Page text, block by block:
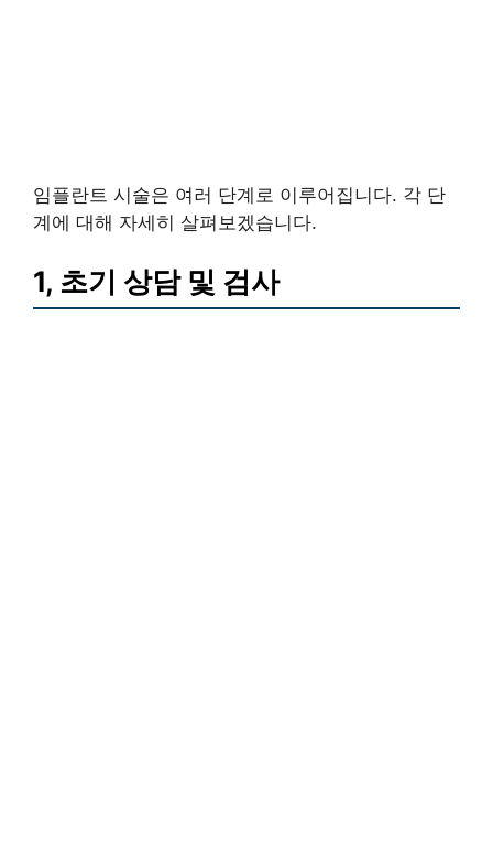
임플란트 시술은 여러 단계로 이루어집니다. 각 단
계에 대해 자세히 살펴보겠습니다.
1, 초기 상담 및 검사